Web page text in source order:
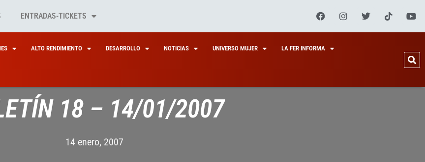
ENTRADAS-TICKETS
ALTO RENDIMIENTO DESARROLLO NOTICIAS UNIVERSO MUJER LA FER INFORMA
18 – 14/01/2007
14 enero, 2007